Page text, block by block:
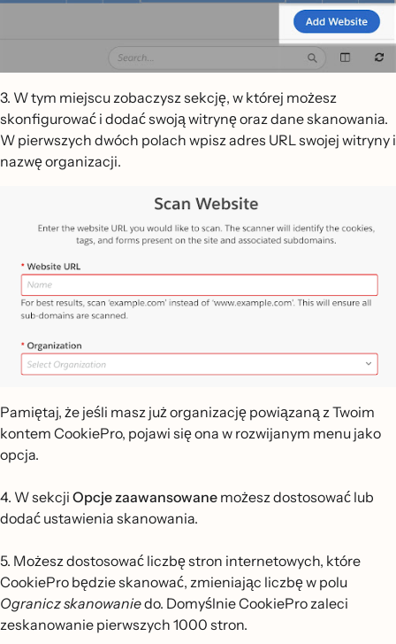
3. W tym miejscu zobaczysz sekcję, w której możesz
skonfigurować i dodać swoją witrynę oraz dane skanowania.
W pierwszych dwóch polach wpisz adres URL swojej witryny i
nazwę organizacji.
Pamiętaj, że jeśli masz już organizację powiązaną z Twoim
kontem CookiePro, pojawi się ona w rozwijanym menu jako
opcja.
4. W sekcji Opcje zaawansowane możesz dostosować lub
dodać ustawienia skanowania.
5. Możesz dostosować liczbę stron internetowych, które
CookiePro będzie skanować, zmieniając liczbę w polu
Ogranicz skanowaniedo. Domyślnie CookiePro zaleci
zeskanowanie pierwszych 1000 stron.